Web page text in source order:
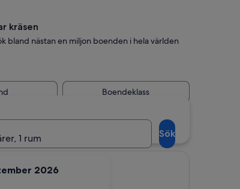
2026
1 rum
Sök
kräsen
bland nästan en miljon boenden i hela världen
Boendeklass
av Hakone Hot
Riverside